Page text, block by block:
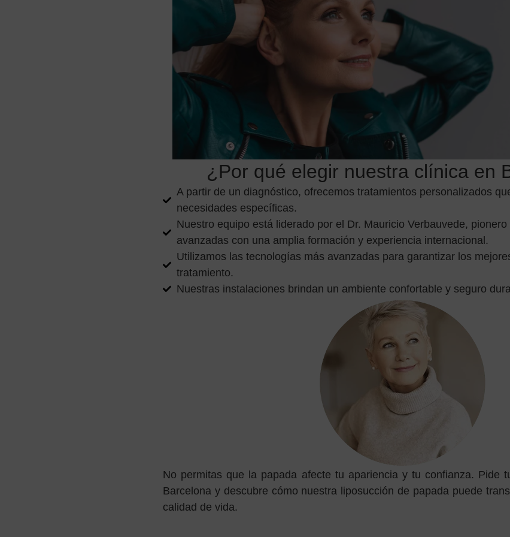
¿Por qué elegir nuestra clínica en
A partir de un diagnóstico, ofrecemos tratamientos personalizados
necesidades específicas.
Nuestro equipo está liderado por el Dr. Mauricio Verbauvede,
avanzadas con una amplia formación y experiencia internacional.
Utilizamos las tecnologías más avanzadas para garantizar los
tratamiento.
Nuestras instalaciones brindan un ambiente confortable y seguro
No permitas que la papada afecte tu apariencia y tu confianza. Pide
Barcelona y descubre cómo nuestra liposucción de papada puede
calidad de vida.